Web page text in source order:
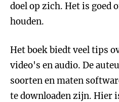
doel op zich. Het is goed
houden.
Het boek biedt veel tips
video's en audio. De
soorten en maten
te downloaden zijn. Hier